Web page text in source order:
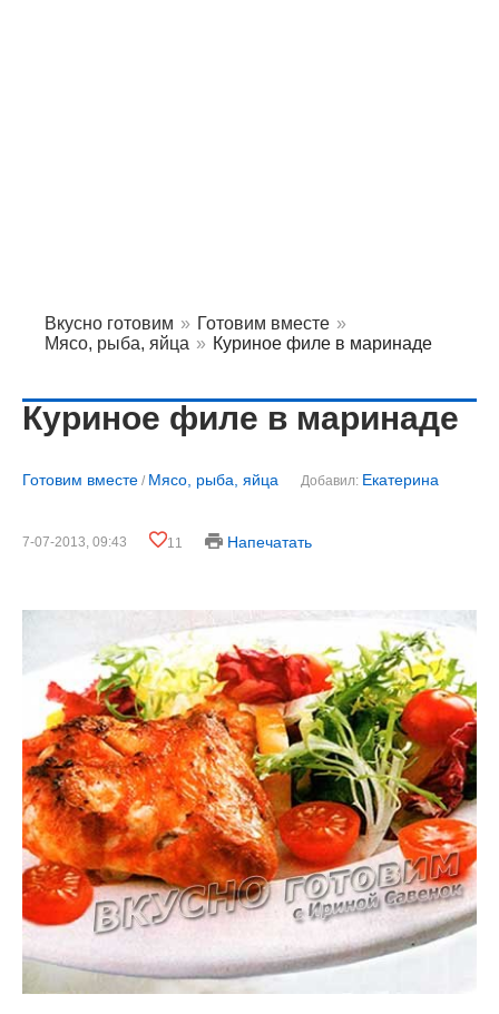
Вкусно готовим » Готовим вместе »
Мясо, рыба, яйца » Куриное филе в маринаде
Куриное филе в маринаде
Готовим вместе / Мясо, рыба, яйца Добавил: Екатерина
7-07-2013, 09:43 11 Напечатать